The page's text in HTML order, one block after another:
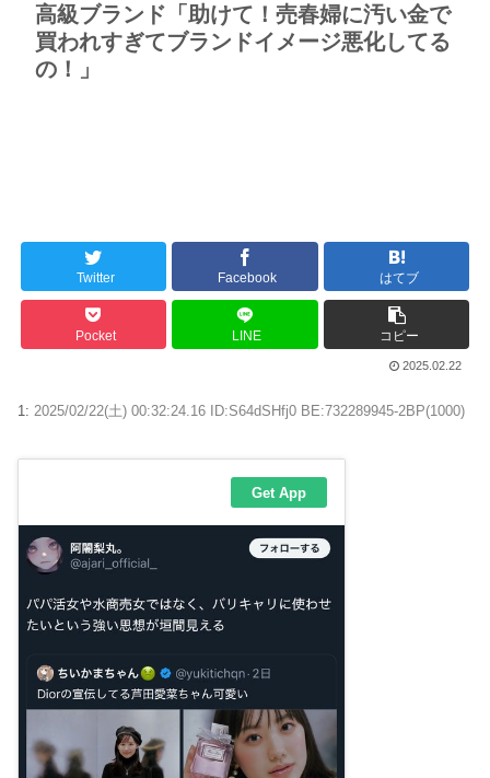
高級ブランド「助けて！売春婦に汚い金で
買われすぎてブランドイメージ悪化してる
の！」
Twitter Facebook はてブ
Pocket LINE コピー
2025.02.22
1: 2025/02/22(土) 00:32:24.16 ID:S64dSHfj0 BE:732289945-2BP(1000)